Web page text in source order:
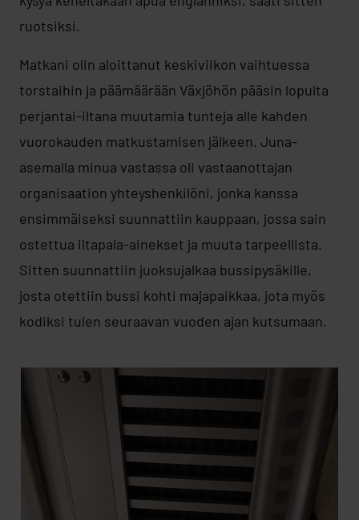
ruotsiksi.
Matkani olin aloittanut keskiviikon vaihtuessa
torstaihin ja päämäärään Växjöhön pääsin lopulta
perjantai-iltana muutamia tunteja alle kahden
vuorokauden matkustamisen jälkeen. Juna-
asemalla minua vastassa oli vastaanottajan
organisaation yhteyshenkilöni, jonka kanssa
ensimmäiseksi suunnattiin kauppaan, jossa sain
ostettua iltapala-ainekset ja muuta tarpeellista.
Sitten suunnattiin juoksujalkaa bussipysäkille,
josta otettiin bussi kohti majapaikkaa, jota myös
kodiksi tulen seuraavan vuoden ajan kutsumaan.